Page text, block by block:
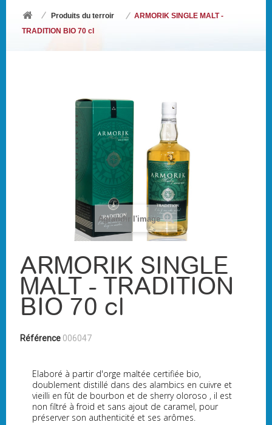
Produits du terroir
ARMORIK SINGLE MALT -
TRADITION BIO 70 cl
Agrandir l'image
ARMORIK SINGLE
MALT - TRADITION
BIO 70 cl
Référence 006047
Elaboré à partir d'orge maltée certifiée bio,
doublement distillé dans des alambics en cuivre et
vieilli en fût de bourbon et de sherry oloroso , il est
non filtré à froid et sans ajout de caramel, pour
préserver son authenticité et ses arômes.